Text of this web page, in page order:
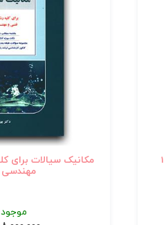
مکانیک سیالات برای
مهندسی
موجود